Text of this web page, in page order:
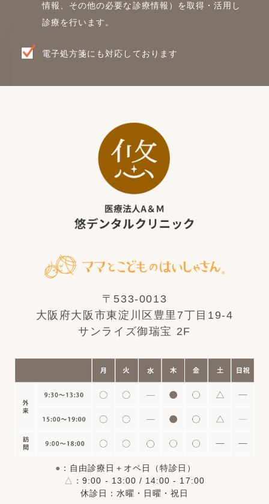
情報、 その他の必要な診療情報）を取得・活用し
診療を行います。
電子処方箋にも対応しております
〒533-0013
大阪府大阪市東淀川区豊里7丁目19-4
サンライズ御瑞宝 2F
● ：自由診療日＋オペ日（特診日）
△ ：9:00 - 13:00 / 14:00 - 17:00
休診日：水曜・日曜・祝日